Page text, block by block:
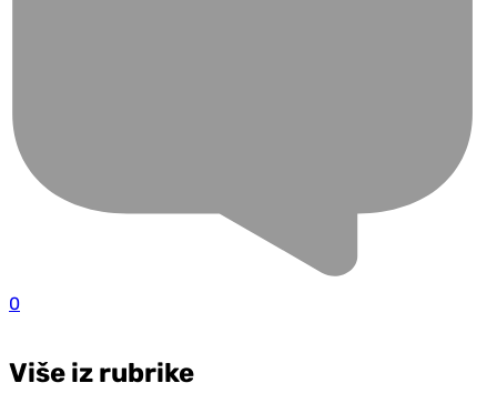
0
Više iz rubrike